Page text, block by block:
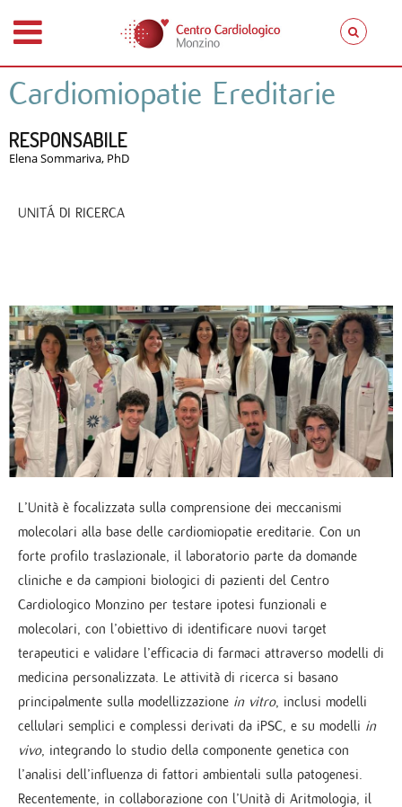
Cardiomiopatie Ereditarie
RESPONSABILE
Elena Sommariva, PhD
UNITÁ DI RICERCA
L’Unità è focalizzata sulla comprensione dei meccanismi
molecolari alla base delle cardiomiopatie ereditarie. Con un
forte profilo traslazionale, il laboratorio parte da domande
cliniche e da campioni biologici di pazienti del Centro
Cardiologico Monzino per testare ipotesi funzionali e
molecolari, con l’obiettivo di identificare nuovi target
terapeutici e validare l’efficacia di farmaci attraverso modelli di
medicina personalizzata. Le attività di ricerca si basano
principalmente sulla modellizzazione in vitro, inclusi modelli
cellulari semplici e complessi derivati da iPSC, e su modelli in
vivo, integrando lo studio della componente genetica con
l’analisi dell’influenza di fattori ambientali sulla patogenesi.
Recentemente, in collaborazione con l’Unità di Aritmologia, il